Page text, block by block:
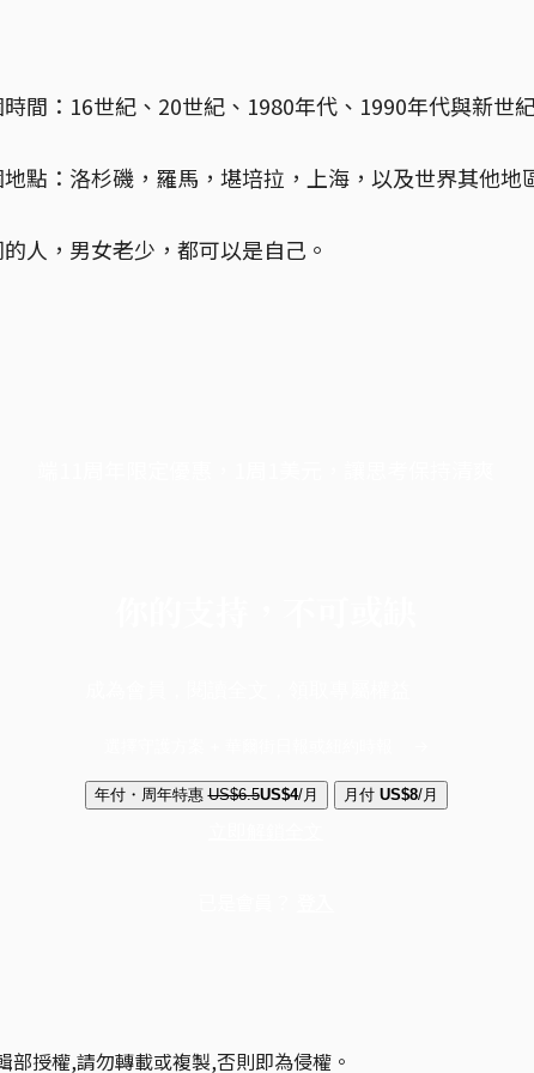
間：16世紀、20世紀、1980年代、1990年代與新世
點：洛杉磯，羅馬，堪培拉，上海，以及世界其他地
人，男女老少，都可以是自己。
年付・周年特惠 US$6.5US$4/月 月付 US$8/月
部授權,請勿轉載或複製,否則即為侵權。